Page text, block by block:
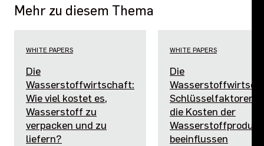
Mehr zu diesem Thema
WHITE PAPERS
Die
Wasserstoffwirtschaft:
Wie viel kostet es,
Wasserstoff zu
verpacken und zu
liefern?
WHITE PAPERS
Die
Schlüsselfaktoren,
die Kosten der
beeinflussen